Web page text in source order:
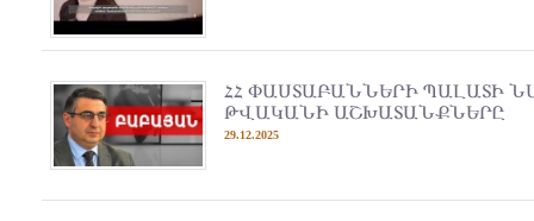
ՀՀ ՓԱՍՏԱԲԱՆՆԵՐԻ ՊԱԼԱՏԻ
ԹՎԱԿԱՆԻ ԱՇԽԱՏԱՆՔՆԵՐԸ
29.12.2025